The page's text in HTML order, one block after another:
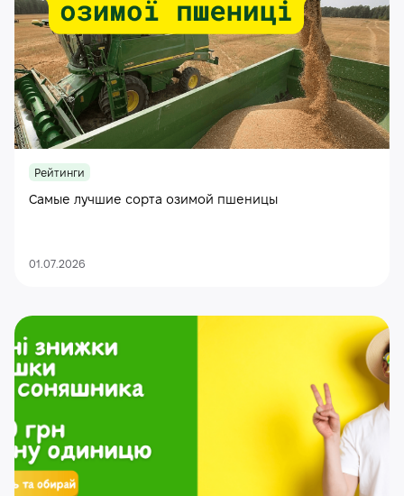
Рейтинги
Самые лучшие сорта озимой пшеницы
01.07.2026